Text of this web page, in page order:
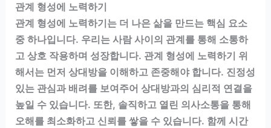
관계 형성에 노력하기
관계 형성에 노력하기는 더 나은 삶을 만드는 핵심 요소
중 하나입니다. 우리는 사람 사이의 관계를 통해 소통하
고 상호 작용하며 성장합니다. 관계 형성에 노력하기 위
해서는 먼저 상대방을 이해하고 존중해야 합니다. 진정성
있는 관심과 배려를 보여주어 상대방과의 심리적 연결을
높일 수 있습니다. 또한, 솔직하고 열린 의사소통을 통해
오해를 최소화하고 신뢰를 쌓을 수 있습니다. 함께 시간